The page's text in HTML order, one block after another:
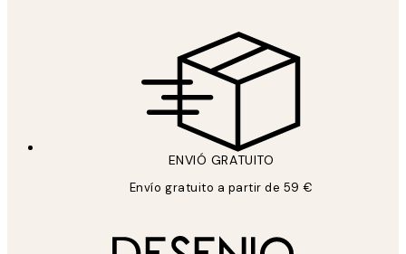
ENVIÓ GRATUITO
Envío gratuito a partir de 59 €